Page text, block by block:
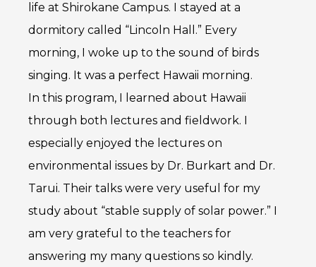
life at Shirokane Campus. I stayed at a
dormitory called “Lincoln Hall.” Every
morning, I woke up to the sound of birds
singing. It was a perfect Hawaii morning.
In this program, I learned about Hawaii
through both lectures and fieldwork. I
especially enjoyed the lectures on
environmental issues by Dr. Burkart and Dr.
Tarui. Their talks were very useful for my
study about “stable supply of solar power.” I
am very grateful to the teachers for
answering my many questions so kindly.